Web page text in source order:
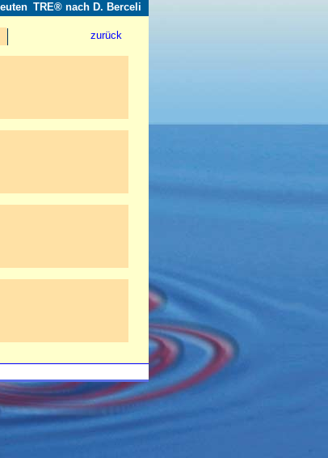
TRE® nach D. Berceli
zurück